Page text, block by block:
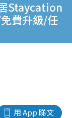
Staycation
費升級/任
用 App 睇文